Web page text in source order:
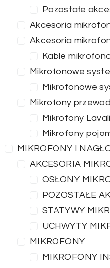
Pozostałe
Akcesoria
Akcesoria
Kable
Mikrofonowe
Mikrofonowe
Mikrofony
Mikrofony
Mikrofony
MIKROFONY I
AKCESORIA
OSŁONY
POZOSTAŁE
STATYWY
UCHWYTY
MIKROFONY
MIKROFONY